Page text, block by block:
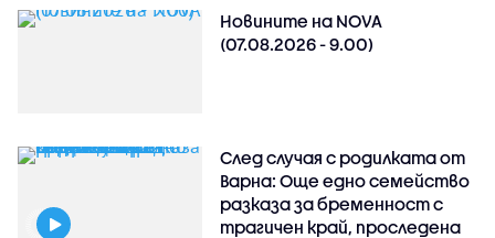
Новините на NOVA
(07.08.2026 - 9.00)
След случая с родилката от
Варна: Още едно семейство
разказа за бременност с
трагичен край, проследена